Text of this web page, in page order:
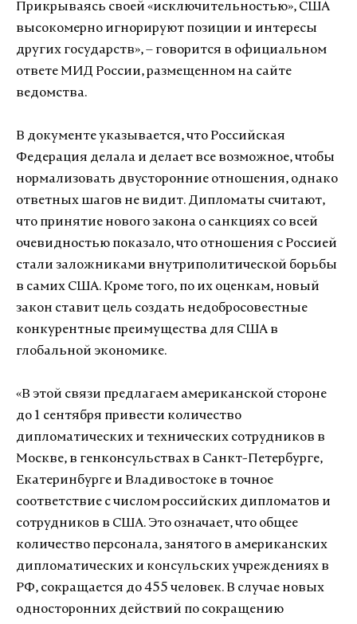
Прикрываясь своей «исключительностью», США
высокомерно игнорируют позиции и интересы
других государств», – говорится в официальном
ответе МИД России, размещенном на сайте
ведомства.
В документе указывается, что Российская
Федерация делала и делает все возможное, чтобы
нормализовать двусторонние отношения, однако
ответных шагов не видит. Дипломаты считают,
что принятие нового закона о санкциях со всей
очевидностью показало, что отношения с Россией
стали заложниками внутриполитической борьбы
в самих США. Кроме того, по их оценкам, новый
закон ставит цель создать недобросовестные
конкурентные преимущества для США в
глобальной экономике.
«В этой связи предлагаем американской стороне
до 1 сентября привести количество
дипломатических и технических сотрудников в
Москве, в генконсульствах в Санкт-Петербурге,
Екатеринбурге и Владивостоке в точное
соответствие с числом российских дипломатов и
сотрудников в США. Это означает, что общее
количество персонала, занятого в американских
дипломатических и консульских учреждениях в
РФ, сокращается до 455 человек. В случае новых
односторонних действий по сокращению